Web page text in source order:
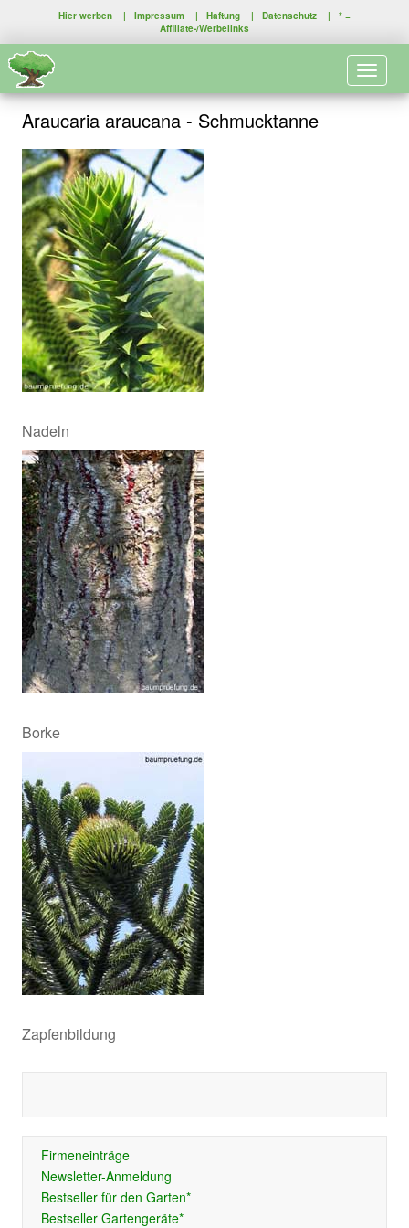
Hier werben | Impressum | Haftung | Datenschutz | * =
Affiliate-/Werbelinks
Araucaria araucana - Schmucktanne
Nadeln
Borke
Zapfenbildung
Firmeneinträge
Newsletter-Anmeldung
Bestseller für den Garten*
Bestseller Gartengeräte*